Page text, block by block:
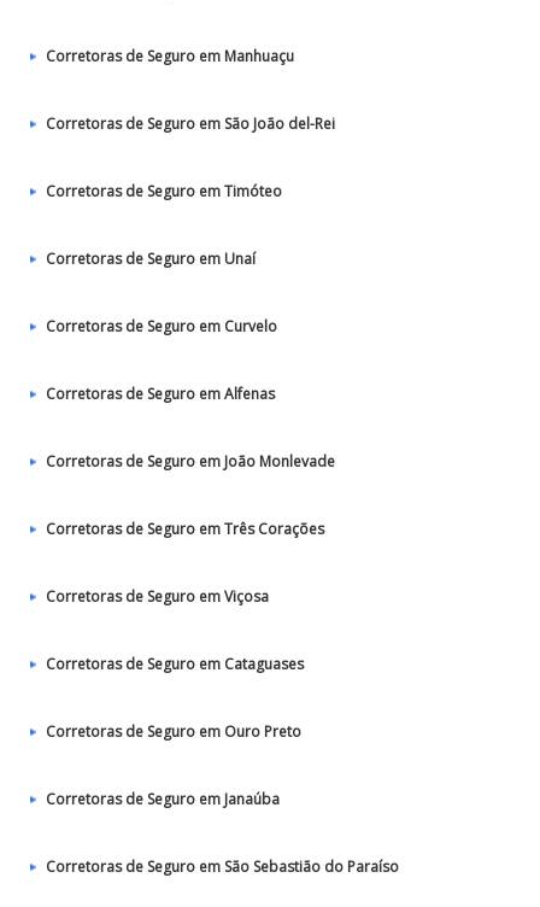
Corretoras de Seguro em Manhuaçu
Corretoras de Seguro em São João del-Rei
Corretoras de Seguro em Timóteo
Corretoras de Seguro em Unaí
Corretoras de Seguro em Curvelo
Corretoras de Seguro em Alfenas
Corretoras de Seguro em João Monlevade
Corretoras de Seguro em Três Corações
Corretoras de Seguro em Viçosa
Corretoras de Seguro em Cataguases
Corretoras de Seguro em Ouro Preto
Corretoras de Seguro em Janaúba
Corretoras de Seguro em São Sebastião do Paraíso